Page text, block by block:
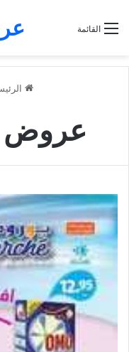
القائمة
عروض